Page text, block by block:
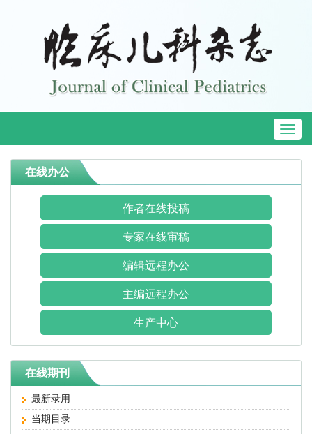
在线办公
作者在线投稿
专家在线审稿
编辑远程办公
主编远程办公
生产中心
在线期刊
最新录用
当期目录